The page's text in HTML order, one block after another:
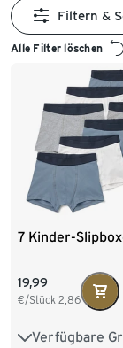
Alle Filter löschen
Filtern &
7 Kinder-
19,99
€/Stück 2,86
Verfügbare
122/128 134/